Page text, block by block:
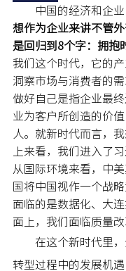
中国的经济和企
想作为企业来讲不管
是回归到8个字：拥抱
我们这个时代，它的
洞察市场与消费者的
做好自己是指企业最
业为客户所创造的价
人。就新时代而言，
上来看，我们进入了
从国际环境来看，中
国将中国视作一个战
面临的是数据化、大
面上，我们面临质量
在这个新时代里
转型过程中的发展机